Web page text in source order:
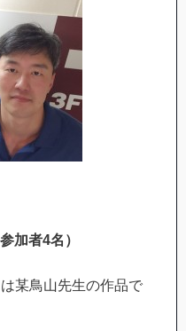
加者4名）
某鳥山先生の作品で